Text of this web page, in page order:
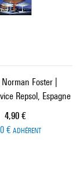
Foster |
Repsol, Espagne
Prix ​​actuel
4,90 €
€ ADHÉRENT